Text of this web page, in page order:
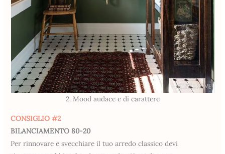
2. Mood audace e di carattere
CONSIGLIO #2
BILANCIAMENTO 80-20
Per rinnovare e svecchiare il tuo arredo classico devi